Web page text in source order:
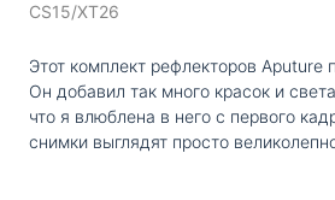
CS15/XT26
Этот комплект рефлекторов Aputure
Он добавил так много красок и
что я влюблена в него с первого
снимки выглядят просто